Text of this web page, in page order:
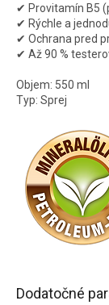
✔ Provitamín B5
✔ Rýchle a
✔ Ochrana pred
✔ Až 90 %
Objem: 550 ml
Typ: Sprej
Dodatočné